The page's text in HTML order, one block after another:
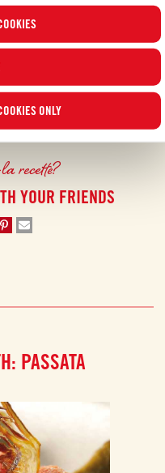
”. For more information, please
ONLY
recette?
YOUR FRIENDS
PASSATA